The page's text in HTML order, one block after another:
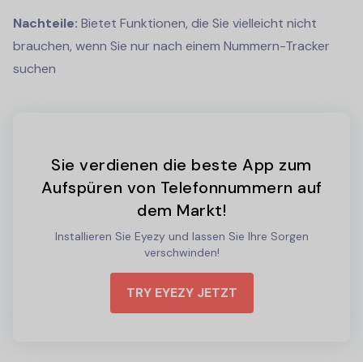
Nachteile: Bietet Funktionen, die Sie vielleicht nicht
brauchen, wenn Sie nur nach einem Nummern-Tracker
suchen
Sie verdienen die beste App zum
Aufspüren von Telefonnummern auf
dem Markt!
Installieren Sie Eyezy und lassen Sie Ihre Sorgen
verschwinden!
TRY EYEZY JETZT